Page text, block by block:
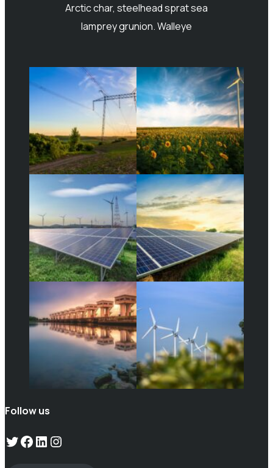
Arctic char, steelhead sprat sea
lamprey grunion. Walleye
Follow us
Twitter
Facebook
LinkedIn
Instagram